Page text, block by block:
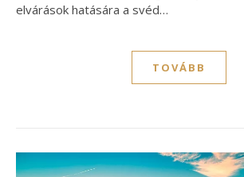
elvárások hatására a svéd…
TOVÁBB